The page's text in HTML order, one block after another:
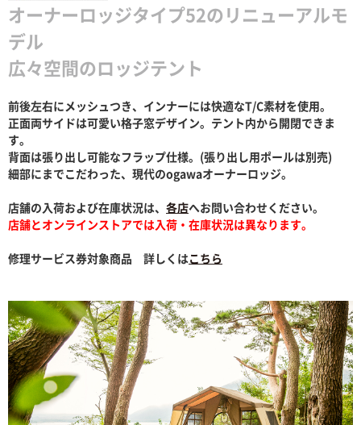
オーナーロッジタイプ52のリニューアルモ
デル
広々空間のロッジテント
前後左右にメッシュつき、インナーには快適なT/C素材を使用。
正面両サイドは可愛い格子窓デザイン。テント内から開閉できま
す。
背面は張り出し可能なフラップ仕様。(張り出し用ポールは別売)
細部にまでこだわった、現代のogawaオーナーロッジ。
店舗の入荷および在庫状況は、 各店へお問い合わせください。
店舗とオンラインストアでは入荷・在庫状況は異なります。
修理サービス券対象商品 詳しくはこちら